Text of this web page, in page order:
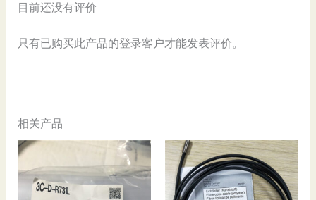
目前还没有评价
只有已购买此产品的登录客户才能发表评价。
相关产品